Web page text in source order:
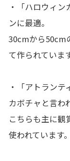
・「ハロウィ
ンに最適。
30cmから50cm
て作られています
・「アトラン
カボチャと言わ
こちらも主に観
使われています。